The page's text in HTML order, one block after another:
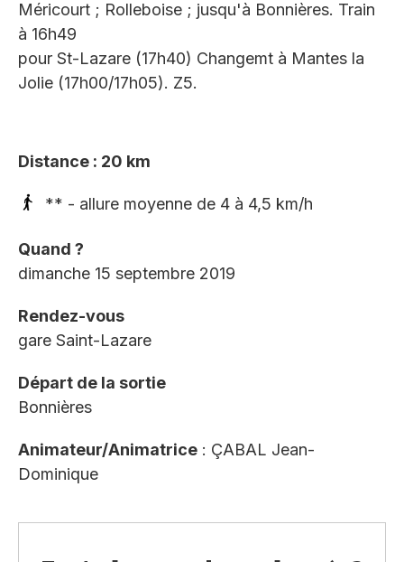
Méricourt ; Rolleboise ; jusqu'à Bonnières. Train
à 16h49
pour St-Lazare (17h40) Changemt à Mantes la
Jolie (17h00/17h05). Z5.
Distance : 20 km
** - allure moyenne de 4 à 4,5 km/h
Quand ?
dimanche 15 septembre 2019
Rendez-vous
gare Saint-Lazare
Départ de la sortie
Bonnières
Animateur/Animatrice : ÇABAL Jean-
Dominique